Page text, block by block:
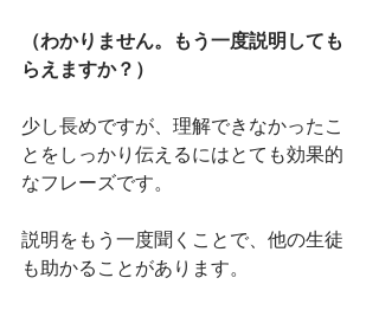
（わかりません。もう一度説明しても
らえますか？）
少し長めですが、理解できなかったこ
とをしっかり伝えるにはとても効果的
なフレーズです。
説明をもう一度聞くことで、他の生徒
も助かることがあります。